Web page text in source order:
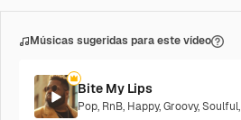
Músicas sugeridas para este vídeo
Bite My Lips
Pop, RnB, Happy,Groovy,Soulful,